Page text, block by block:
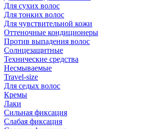
Для сухих волос
Для тонких волос
Для чувствительной кожи
Оттеночные кондиционеры
Против выпадения волос
Солнцезащитные
Технические средства
Несмываемые
Travel-size
Для седых волос
Кремы
Лаки
Сильная фиксация
Слабая фиксация